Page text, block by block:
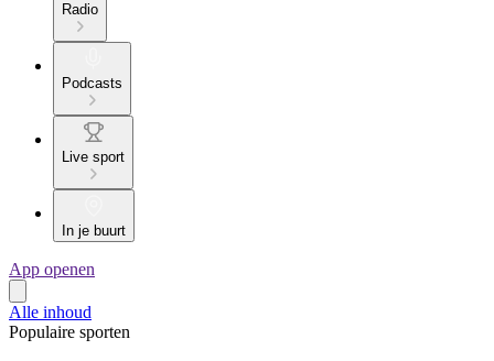
Radio
Podcasts
Live sport
In je buurt
App openen
Alle inhoud
Populaire sporten